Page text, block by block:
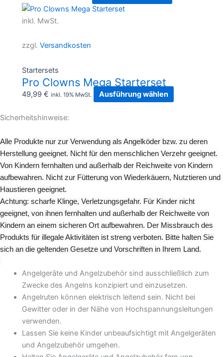
können
inkl. MwSt.
zzgl. Versandkosten
Startersets
Pro Clowns Mega Starterset
49,99 € inkl. 19% MwSt. Ausführung wählen
können
Produktseite
gewählt
werden
Sicherheitshinweise:
Alle Produkte nur zur Verwendung als Angelköder bzw. zu deren
Herstellung geeignet. Nicht für den menschlichen Verzehr geeignet.
Von Kindern fernhalten und außerhalb der Reichweite von Kindern
aufbewahren. Nicht zur Fütterung von Wiederkäuern, Nutztieren und
Haustieren geeignet.
Achtung: scharfe Klinge, Verletzungsgefahr. Für Kinder nicht
geeignet, von ihnen fernhalten und außerhalb der Reichweite von
Kindern an einem sicheren Ort aufbewahren. Der Missbrauch des
Produkts für illegale Aktivitäten ist streng verboten. Bitte halten Sie
sich an die geltenden Gesetze und Vorschriften in Ihrem Land.
Angelgeräte und Angelzubehör sind ausschließlich zum
Zwecke des Angelns konzipiert und einzusetzen.
Angelruten können elektrisch leitend sein. Nicht bei
Gewitter oder in der Nähe von Hochspannungsleitungen
verwenden.
Lassen Sie keine Kinder unbeaufsichtigt mit Angelgeräten
und Angelzubehör umgehen.